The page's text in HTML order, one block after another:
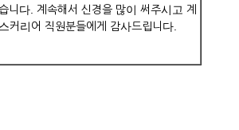
니다. 계속해서 신경을 많이 써주시고 계
커리어 직원분들에게 감사드립니다.